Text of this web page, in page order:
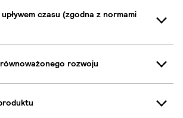
czasu (zgodna z normami
rozwoju